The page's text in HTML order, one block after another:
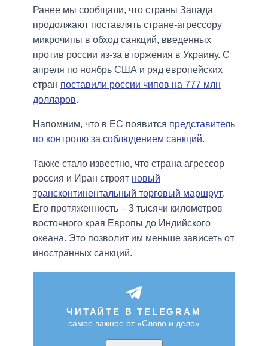
Ранее мы сообщали, что страны Запада
продолжают поставлять стране-агрессору
микрочипы в обход санкций, введенных
против россии из-за вторжения в Украину. С
апреля по ноябрь США и ряд европейских
стран поставили россии чипов на 777 млн
долларов.
Напомним, что в ЕС появится представитель
по контролю за соблюдением санкций.
Также стало известно, что страна агрессор
россия и Иран строят новый
трансконтинентальный торговый маршрут.
Его протяженность – 3 тысячи километров
восточного края Европы до Индийского
океана. Это позволит им меньше зависеть от
иностранных санкций.
ЧИТАЙТЕ В TELEGRAM
самое важное от «Слово и дело»